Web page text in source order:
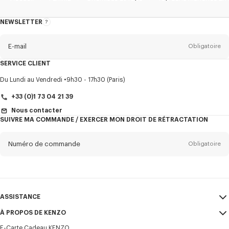
NEWSLETTER
A
E-mail Obligatoire
Titre Obligatoire
SERVICE CLIENT
Du Lundi au Vendredi 9h30 - 17h30 (Paris)
+33 (0)1 73 04 21 39
Nous contacter
SUIVRE MA COMMANDE / EXERCER MON DROIT DE RÉTRACTATION
Numéro de commande Obligatoire
ASSISTANCE
Mon compte
À PROPOS DE KENZO